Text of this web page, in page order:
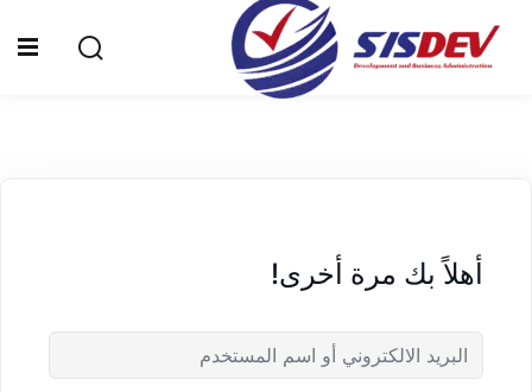
الشهادات
أهلاً بك مرة أخرى!
Sign in